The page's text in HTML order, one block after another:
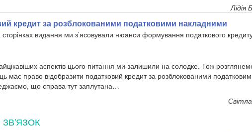
Лідія
кредит за розблокованими податковими накладними
видання ми з’ясовували нюанси формування податкового
аспектів цього питання ми залишили на солодке. Тож
має право відобразити податковий кредит за розблокованими
що справа тут заплутана…